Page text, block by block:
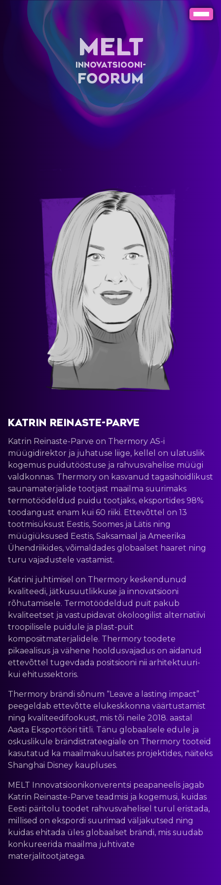
MELT
INNOVATSIOONI-
FOORUM
Katrin Reinaste-Parve
Katrin Reinaste-Parve on Thermory AS-i
müügidirektor ja juhatuse liige, kellel on ulatuslik
kogemus puidutööstuse ja rahvusvahelise müügi
valdkonnas. Thermory on kasvanud tagasihoidlikust
saunamaterjalide tootjast maailma suurimaks
termotöödeldud puidu tootjaks, eksportides 98%
toodangust enam kui 60 riiki. Ettevõttel on 13
tootmisüksust Eestis, Soomes ja Lätis ning
müügiüksused Eestis, Saksamaal ja Ameerika
Ühendriikides, võimaldades globaalset haaret ning
turu vajadustele vastamist.
Katrini juhtimisel on Thermory keskendunud
kvaliteedi, jätkusuutlikkuse ja innovatsiooni
rõhutamisele. Termotöödeldud puit pakub
kvaliteetset ja vastupidavat ökoloogilist alternatiivi
troopilisele puidule ja plast-puit
komposiitmaterjalidele. Thermory toodete
pikaealisus ja vähene hooldusvajadus on aidanud
ettevõttel tugevdada positsiooni nii arhitektuuri-
kui ehitussektoris.
Thermory brändi sõnum “Leave a lasting impact”
peegeldab ettevõtte elukeskkonna väärtustamist
ning kvaliteedifookust, mis tõi neile 2018. aastal
Aasta Eksportööri tiitli. Tänu globaalsele edule ja
oskuslikule brändistrateegiale on Thermory tooteid
kasutatud ka maailmakuulsates projektides, näiteks
Shanghai Disney kaupluses.
MELT Innovatsioonikonverentsi peapaneelis jagab
Katrin Reinaste-Parve teadmisi ja kogemusi, kuidas
Eesti päritolu toodet rahvusvahelisel turul eristada,
millised on ekspordi suurimad väljakutsed ning
kuidas ehitada üles globaalset brändi, mis suudab
konkureerida maailma juhtivate
materjalitootjatega.